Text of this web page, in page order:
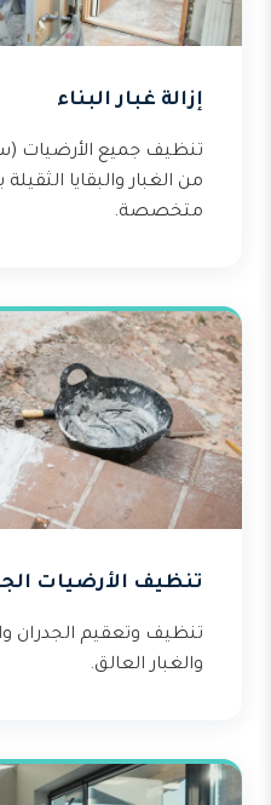
إزالة غبار البناء
تنظيف جميع الأرضيات
من الغبار والبقايا
متخصصة.
تنظيف الأرضيات
تنظيف وتعقيم الجدران
والغبار العالق.